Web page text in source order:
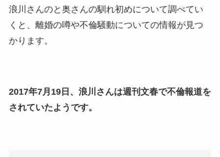
竹田恒泰の奥さんの顔写真が
美人！子供や結婚の馴れ初め
真が美人！息子や夫妻の最新
浪川さんのと奥さんの馴れ初めについて調べてい
くと、離婚の噂や不倫騒動についての情報が見つ
かります。
2017年7月19日、浪川さんは週刊文春で不倫報道を
されていたようです。